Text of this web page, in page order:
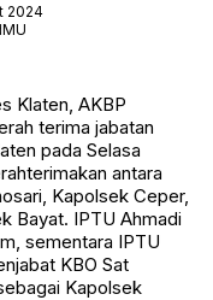
2024
Klaten, AKBP
terima jabatan
pada Selasa
antara
Kapolsek Ceper,
Bayat. IPTU Ahmadi
sementara IPTU
KBO Sat
Kapolsek